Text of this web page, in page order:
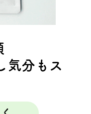
気分もス